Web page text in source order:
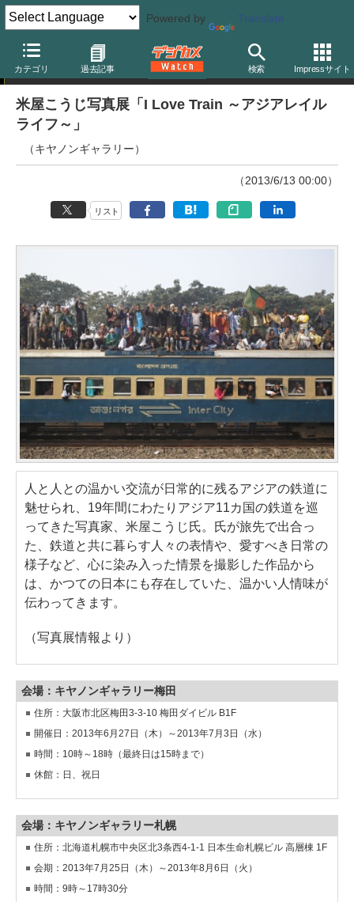
Powered by Translate
カテゴリ 過去記事 検索 Impressサイト
ニュース
米屋こうじ写真展「I Love Train ～アジアレイル
ライフ～」
（キヤノンギャラリー）
（2013/6/13 00:00）
リスト
人と人との温かい交流が日常的に残るアジアの鉄道に
魅せられ、19年間にわたりアジア11カ国の鉄道を巡
ってきた写真家、米屋こうじ氏。氏が旅先で出合っ
た、鉄道と共に暮らす人々の表情や、愛すべき日常の
様子など、心に染み入った情景を撮影した作品から
は、かつての日本にも存在していた、温かい人情味が
伝わってきます。
（写真展情報より）
会場：キヤノンギャラリー梅田
住所：大阪市北区梅田3-3-10 梅田ダイビル B1F
開催日：2013年6月27日（木）～2013年7月3日（水）
時間：10時～18時（最終日は15時まで）
休館：日、祝日
会場：キヤノンギャラリー札幌
住所：北海道札幌市中央区北3条西4-1-1 日本生命札幌ビル 高層棟 1F
会期：2013年7月25日（木）～2013年8月6日（火）
時間：9時～17時30分